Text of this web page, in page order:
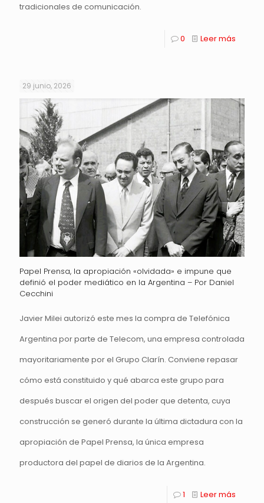
tradicionales de comunicación.
0 Leer más
29 junio, 2026
Papel Prensa, la apropiación «olvidada» e impune que
definió el poder mediático en la Argentina – Por Daniel
Cecchini
Javier Milei autorizó este mes la compra de Telefónica
Argentina por parte de Telecom, una empresa controlada
mayoritariamente por el Grupo Clarín. Conviene repasar
cómo está constituido y qué abarca este grupo para
después buscar el origen del poder que detenta, cuya
construcción se generó durante la última dictadura con la
apropiación de Papel Prensa, la única empresa
productora del papel de diarios de la Argentina.
1 Leer más